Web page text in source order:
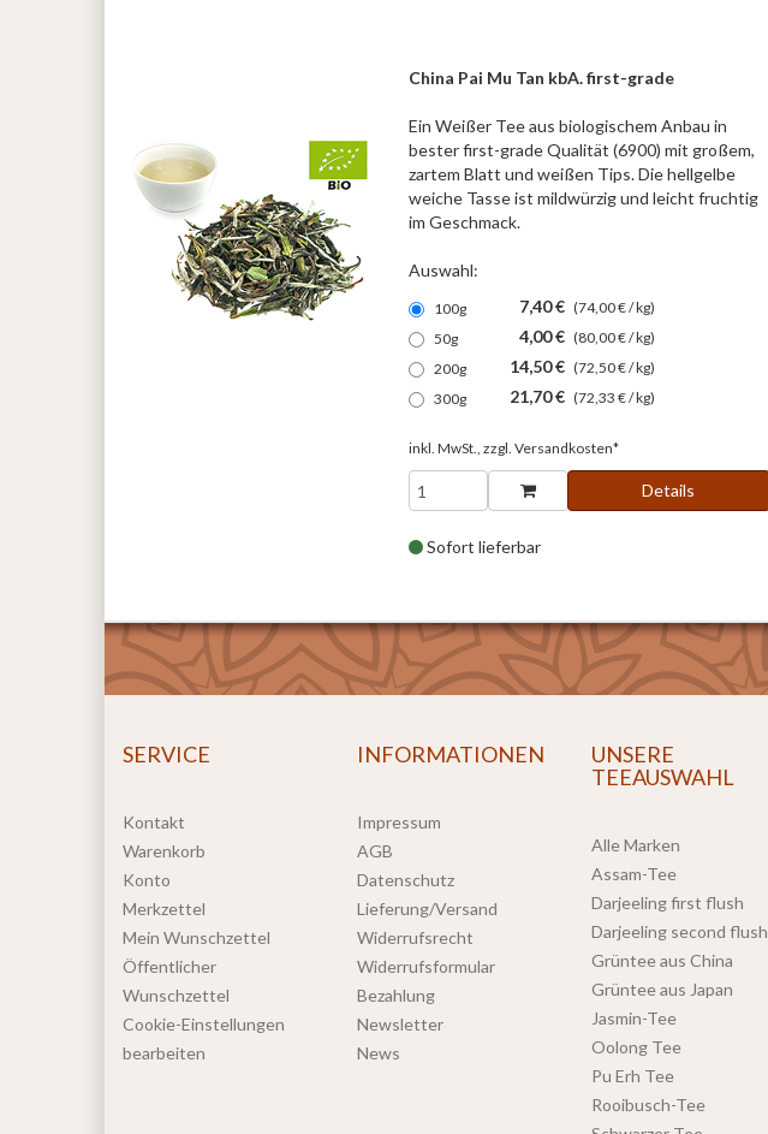
China Pai Mu Tan kbA. first-grade
Ein Weißer Tee aus biologischem Anbau in
bester first-grade Qualität (6900) mit großem,
zartem Blatt und weißen Tips. Die hellgelbe
weiche Tasse ist mildwürzig und leicht fruchtig
im Geschmack.
Auswahl:
100g 7,40 € (74,00 € / kg)
50g
4,00 € (80,00 € / kg)
200g
14,50 € (72,50 € / kg)
300g
21,70 € (72,33 € / kg)
inkl. MwSt., zzgl. Versandkosten*
Details
Sofort lieferbar
SERVICE
Kontakt
Warenkorb
Konto
Merkzettel
Mein Wunschzettel
Öffentlicher
Wunschzettel
Cookie-Einstellungen
bearbeiten
INFORMATIONEN
Impressum
AGB
Datenschutz
Lieferung/Versand
Widerrufsrecht
Widerrufsformular
Bezahlung
Newsletter
News
UNSERE
TEEAUSWAHL
Alle Marken
Assam-Tee
Darjeeling first flush
Darjeeling second flush
Grüntee aus China
Grüntee aus Japan
Jasmin-Tee
Oolong Tee
Pu Erh Tee
Rooibusch-Tee